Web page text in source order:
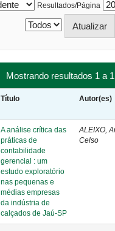
Resultados/Página
Mostrando resultados 1 a
Título Autor(es)
A análise crítica das
práticas de
contabilidade
gerencial : um
estudo exploratório
nas pequenas e
médias empresas
da indústria de
calçados de Jaú-SP
ALEIXO,
Celso